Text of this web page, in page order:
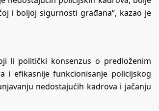
i boljoj sigurnosti građana“, kazao je
li politički konsenzus o predloženim
i efikasnije funkcionisanje policijskog
nedostajućih kadrova i jačanju